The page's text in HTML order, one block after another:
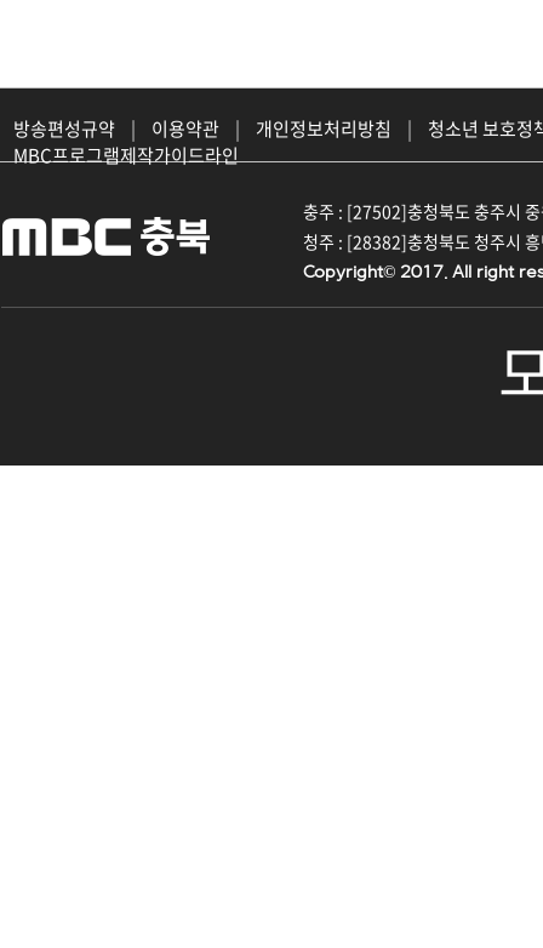
방송편성규약 | 이용약관 | 개인정보처리방침 |
청소년 보호정
MBC프로그램제작가이드라인
충주 : [27502]충청북도 충주시
청주 : [28382]충청북도 청주시
Copyright© 2017. All right